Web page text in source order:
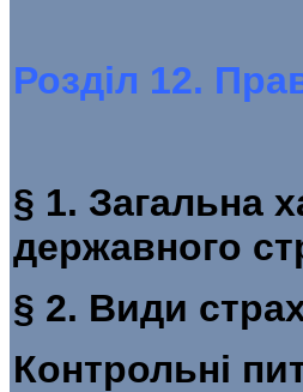
Розділ 12.
§ 1. Загальна
§ 2.